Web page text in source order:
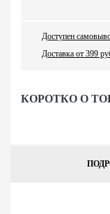
КОРОТКО О
Доступен
Доставка от 399